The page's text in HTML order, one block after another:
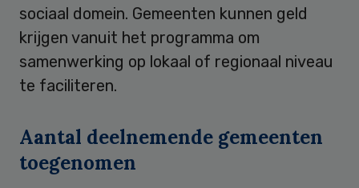
sociaal domein. Gemeenten kunnen geld
krijgen vanuit het programma om
samenwerking op lokaal of regionaal niveau
te faciliteren.
Aantal deelnemende gemeenten
toegenomen